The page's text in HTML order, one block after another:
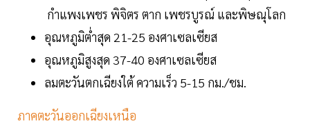
กำแพงเพชร พิจิตร ตาก เพชรบูรณ์ และพิษณุโลก
อุณหภูมิต่ำสุด 21-25 องศาเซลเซียส
อุณหภูมิสูงสุด 37-40 องศาเซลเซียส
ลมตะวันตกเฉียงใต้ ความเร็ว 5-15 กม./ชม.
ภาคตะวันออกเฉียงเหนือ